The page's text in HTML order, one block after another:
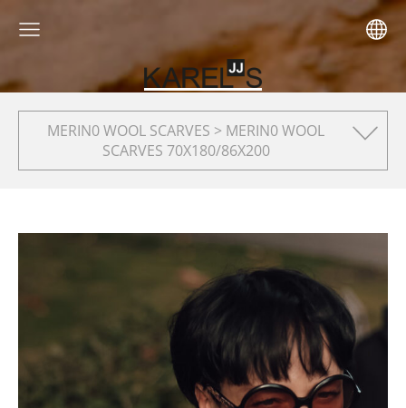
MERIN0 WOOL SCARVES > MERIN0 WOOL
SCARVES 70X180/86X200